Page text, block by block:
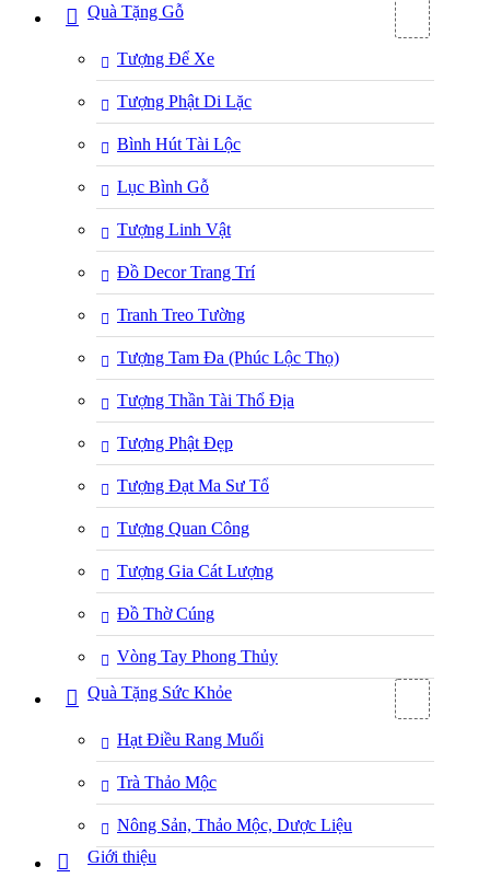
Quà Tặng Gỗ
Tượng Để Xe
Tượng Phật Di Lặc
Bình Hút Tài Lộc
Lục Bình Gỗ
Tượng Linh Vật
Đồ Decor Trang Trí
Tranh Treo Tường
Tượng Tam Đa (Phúc Lộc Thọ)
Tượng Thần Tài Thổ Địa
Tượng Phật Đẹp
Tượng Đạt Ma Sư Tổ
Tượng Quan Công
Tượng Gia Cát Lượng
Đồ Thờ Cúng
Vòng Tay Phong Thủy
Quà Tặng Sức Khỏe
Hạt Điều Rang Muối
Trà Thảo Mộc
Nông Sản, Thảo Mộc, Dược Liệu
Giới thiệu